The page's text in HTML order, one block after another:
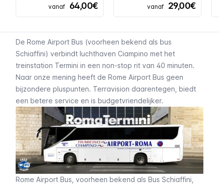
vanaf 64,00€ vanaf 29,00€
De Rome Airport Bus (voorheen bekend als bus
Schiaffini) verbindt luchthaven Ciampino met het
treinstation Termini in een non-stop rit van 40 minuten.
Naar onze mening heeft de Rome Airport Bus geen
bijzondere pluspunten. Terravision daarentegen, biedt
een betere service en is budgetvriendelijker.
Rome Airport Bus, voorheen bekend als Bus Schiaffini,